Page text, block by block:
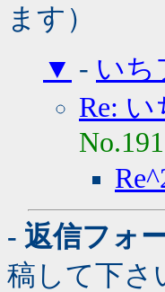
ます）
▼ - いち
Re:
No.191
- 返信フォ
稿して下さ